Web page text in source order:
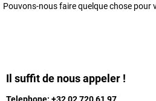
Pouvons-nous faire quelque chose pour
Il suffit de nous appeler !